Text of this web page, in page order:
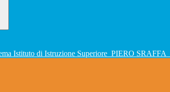
Istituto di Istruzione Superiore PIERO SRAFFA